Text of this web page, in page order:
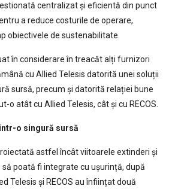
centralizat și eficientă din punct
a reduce costurile de operare,
obiectivele de sustenabilitate.
în considerare în treacăt alți furnizori
cu Allied Telesis datorită unei soluții
sursă, precum și datorită relației bune
o atât cu Allied Telesis, cât și cu RECOS.
o singură sursă
astfel încât viitoarele extinderi și
poată fi integrate cu ușurință, după
Telesis și RECOS au înființat două